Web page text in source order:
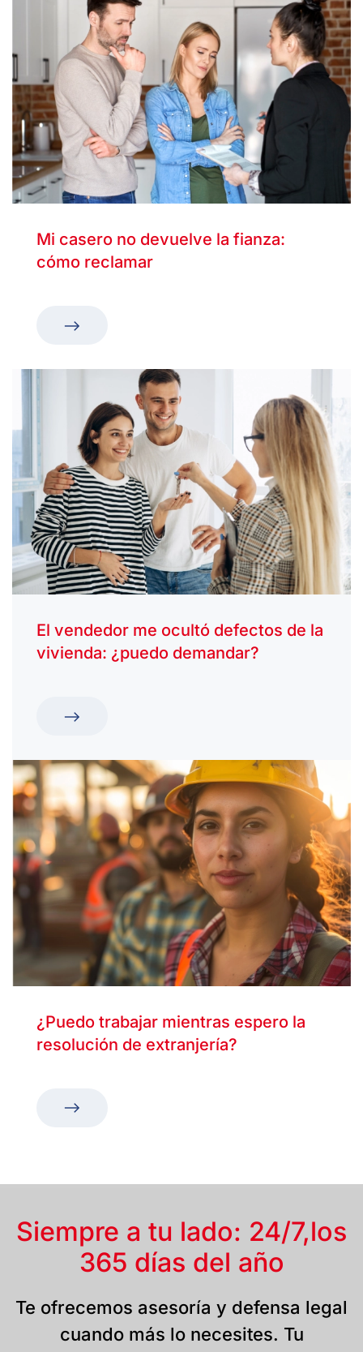
Mi casero no devuelve la fianza:
cómo reclamar
El vendedor me ocultó defectos de la
vivienda: ¿puedo demandar?
¿Puedo trabajar mientras espero la
resolución de extranjería?
Siempre a tu lado: 24/7,los
365 días del año
Te ofrecemos asesoría y defensa legal
cuando más lo necesites. Tu